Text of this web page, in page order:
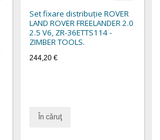
Set fixare distribuție ROVER
LAND ROVER FREELANDER 2.0
2.5 V6, ZR-36ETTS114 -
ZIMBER TOOLS.
244,20 €
În căruţ